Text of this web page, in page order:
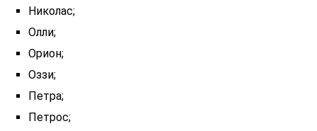
Николас;
Олли;
Орион;
Оззи;
Петра;
Петрос;